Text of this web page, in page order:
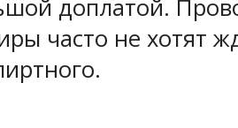
доплатой.
часто не